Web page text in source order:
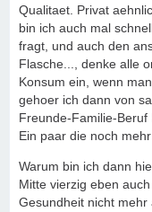
Qualitaet. Privat
bin ich auch mal
fragt, und auch den
Flasche..., denke alle
Konsum ein, wenn
gehoer ich dann von
Freunde-Familie-Beruf
Ein paar die noch
Warum bin ich dann
Mitte vierzig eben
Gesundheit nicht